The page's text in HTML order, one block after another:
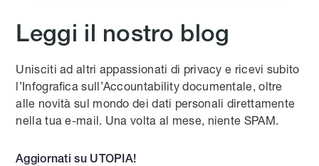
Leggi il nostro blog
Unisciti ad altri appassionati di privacy e ricevi subito
l’Infografica sull’Accountability documentale, oltre
alle novità sul mondo dei dati personali direttamente
nella tua e-mail. Una volta al mese, niente SPAM.
Aggiornati su UTOPIA!